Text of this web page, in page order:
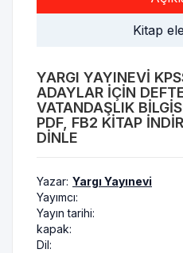
Kitap
YARGI YAYINEVI
ADAYLAR İÇIN
VATANDAŞLIK
PDF, FB2 KITAP
DINLE
Yazar: Yargı Yayınevi
Yayımcı:
Yayın tarihi:
kapak:
Dil: